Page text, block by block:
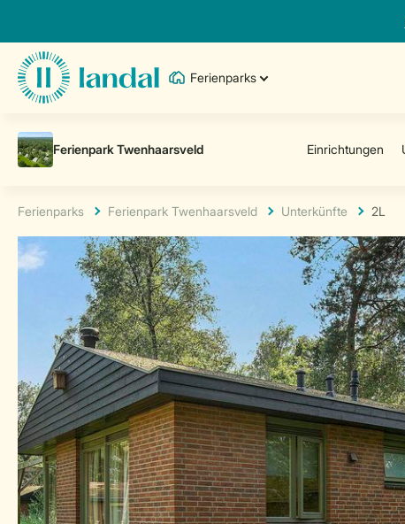
Ferienparks
Ferienparks Ferienpark Twenhaarsveld Unterkünfte 2L